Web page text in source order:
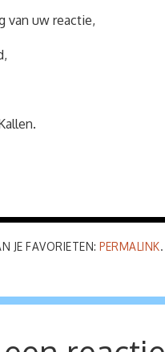
van uw reactie,
JE FAVORIETEN: PERMALINK.